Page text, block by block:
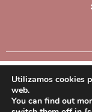
Utilizamos cookies
web.
You can find out